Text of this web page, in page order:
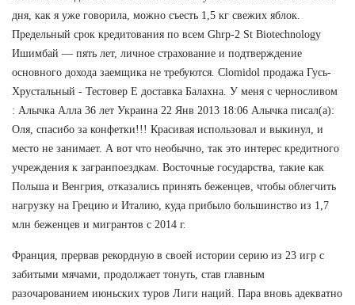
дня, как я уже говорила, можно съесть 1,5 кг свежих яблок.
Предельный срок кредитования по всем Ghrp-2 St Biotechnology
Ишимбай — пять лет, личное страхование и подтверждение
основного дохода заемщика не требуются. Clomidol продажа Гусь-
Хрустальный - Тестовер Е доставка Балахна. У меня с черносливом
: Алычка Алла 36 лет Украина 22 Янв 2013 18:06 Алычка писал(а):
Оля, спасибо за конфетки!!! Красивая использовал и выкинул, и
место не занимает. А вот что необычно, так это интерес кредитного
учреждения к загранпоездкам. Восточные государства, такие как
Польша и Венгрия, отказались принять беженцев, чтобы облегчить
нагрузку на Грецию и Италию, куда прибыло большинство из 1,7
млн беженцев и мигрантов с 2014 г.
Франция, прервав рекордную в своей истории серию из 23 игр с
забитыми мячами, продолжает тонуть, став главным
разочарованием июньских туров Лиги наций. Пара вновь адекватно